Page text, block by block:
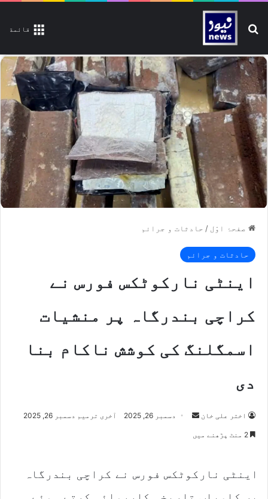
قائمة تلاش کیجیے
صفحۂ اوّل / حادثات و جرائم
حادثات و جرائم
اینٹی نارکوٹکس فورس نے
کراچی بندرگاہ پر منشیات
اسمگلنگ کی کوشش ناکام بنا
دی
اختر علی خان دسمبر 26, 2025 آخری ترمیم دسمبر 26, 2025
اینٹی نارکوٹکس فورس نے کراچی بندرگاہ